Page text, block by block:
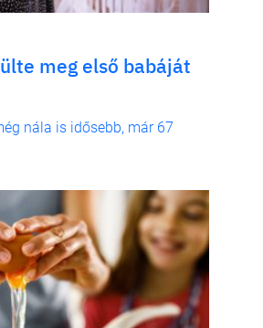
meg első babáját
nála is idősebb, már 67